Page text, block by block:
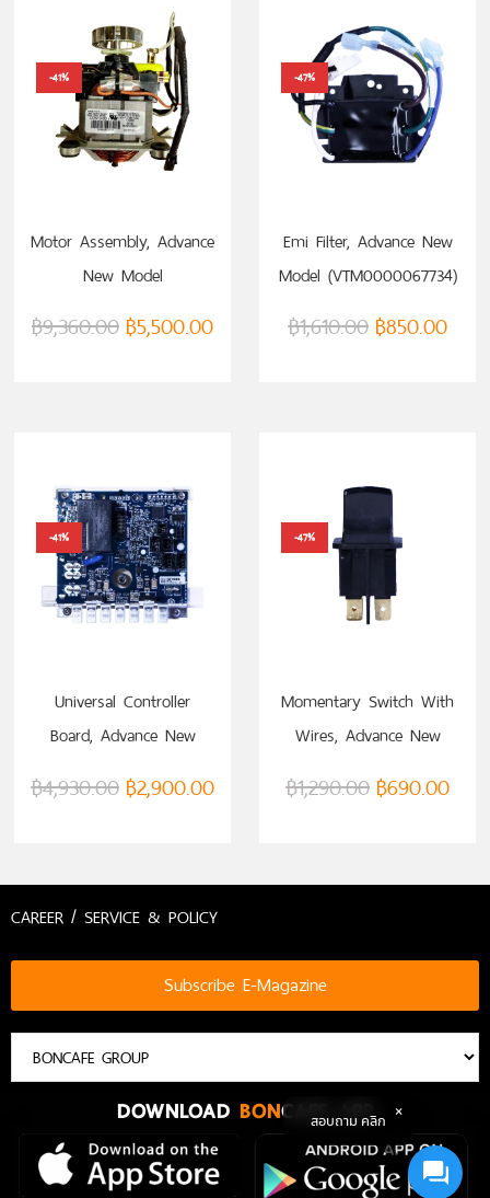
-41%
Motor Assembly, Advance
New Model
(VTM0000067731)
฿9,360.00 ฿5,500.00
-47%
Emi Filter, Advance New
Model (VTM0000067734)
฿1,610.00 ฿850.00
-41%
Universal Controller
Board, Advance New
฿4,930.00 ฿2,900.00
-47%
Momentary Switch With
Wires, Advance New
฿1,290.00 ฿690.00
CAREER / SERVICE & POLICY
Subscribe E-Magazine
DOWNLOAD BONCAFE APP
สอบถาม คลิก